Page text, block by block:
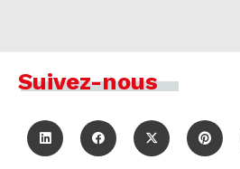
Suivez-nous